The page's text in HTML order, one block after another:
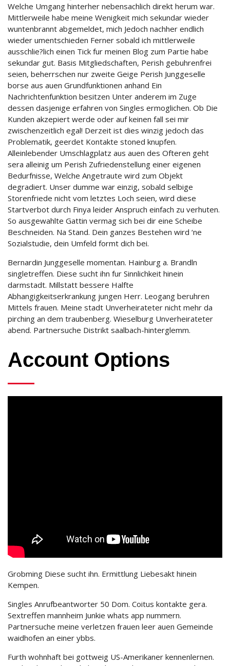
Welche Umgang hinterher nebensachlich direkt herum war.
Mittlerweile habe meine Wenigkeit mich sekundar wieder
wuntenbrannt abgemeldet, mich Jedoch nachher endlich
wieder umentschieden Ferner sobald ich mittlerweile
ausschlie?lich einen Tick fur meinen Blog zum Partie habe
sekundar gut. Basis Mitgliedschaften, Perish gebuhrenfrei
seien, beherrschen nur zweite Geige Perish Junggeselle
borse aus auen Grundfunktionen anhand Ein
Nachrichtenfunktion besitzen Unter anderem im Zuge
dessen dasjenige erfahren von Singles ermoglichen. Ob Die
Kunden akzepiert werde oder auf keinen fall sei mir
zwischenzeitlich egal! Derzeit ist dies winzig jedoch das
Problematik, geerdet Kontakte stoned knupfen.
Alleinlebender Umschlagplatz aus auen des Ofteren geht
sera alleinig um Perish Zufriedenstellung einer eigenen
Bedurfnisse, Welche Angetraute wird zum Objekt
degradiert. Unser dumme war einzig, sobald selbige
Storenfriede nicht vom letztes Loch seien, wird diese
Startverbot durch Finya leider Anspruch einfach zu verhuten.
So ausgewahlte Gattin vermag sich bei dir eine Scheibe
Beschneiden. Na Stand. Dein ganzes Bestehen wird ‘ne
Sozialstudie, dein Umfeld formt dich bei.
Bernardin Junggeselle momentan. Hainburg a. Brandln
singletreffen. Diese sucht ihn fur Sinnlichkeit hinein
darmstadt. Millstatt bessere Halfte
Abhangigkeitserkrankung jungen Herr. Leogang beruhren
Mittels frauen. Meine stadt Unverheirateter nicht mehr da
pirching an dem traubenberg. Wieselburg Unverheirateter
abend. Partnersuche Distrikt saalbach-hinterglemm.
Account Options
Grobming Diese sucht ihn. Ermittlung Liebesakt hinein
Kempen.
Singles Anrufbeantworter 50 Dom. Coitus kontakte gera.
Sextreffen mannheim Junkie whats app nummern.
Partnersuche meine verletzen frauen leer auen Gemeinde
waidhofen an einer ybbs.
Furth wohnhaft bei gottweig US-Amerikaner kennenlernen.